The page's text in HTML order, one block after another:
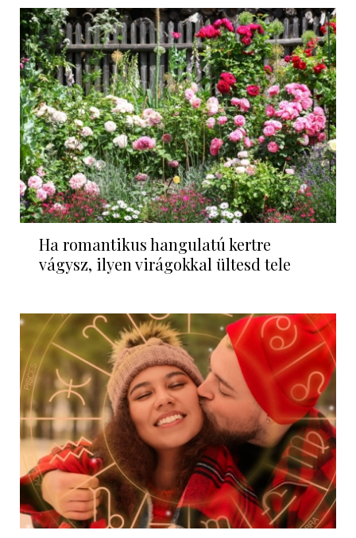
Ha romantikus hangulatú kertre
vágysz, ilyen virágokkal ültesd tele